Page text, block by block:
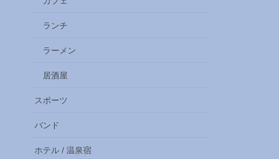
ランチ
ラーメン
居酒屋
スポーツ
バンド
ホテル / 温泉宿